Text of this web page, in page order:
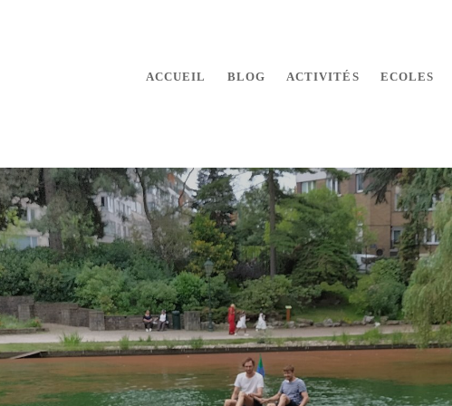
ACCUEIL BLOG ACTIVITÉS ECOLES